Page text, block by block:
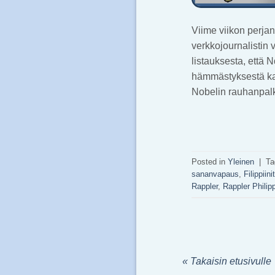
Viime viikon
verkkojournalistin
listauksesta, että
hämmästyksestä
Nobelin
Posted in Yleinen |
sananvapaus
Filippiinit
Rappler, Rappler
« Takaisin etusivulle